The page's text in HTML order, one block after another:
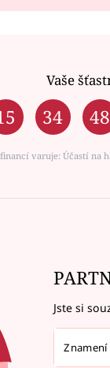
Vaše
34 48
varuje: Účastí na
Jste si